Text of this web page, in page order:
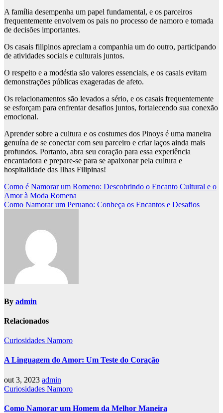
A família desempenha um papel fundamental, e os parceiros
frequentemente envolvem os pais no processo de namoro e tomada
de decisões importantes.
Os casais filipinos apreciam a companhia um do outro, participando
de atividades sociais e culturais juntos.
O respeito e a modéstia são valores essenciais, e os casais evitam
demonstrações públicas exageradas de afeto.
Os relacionamentos são levados a sério, e os casais frequentemente
se esforçam para enfrentar desafios juntos, fortalecendo sua conexão
emocional.
Aprender sobre a cultura e os costumes dos Pinoys é uma maneira
genuína de se conectar com seu parceiro e criar laços ainda mais
profundos. Portanto, abra seu coração para essa experiência
encantadora e prepare-se para se apaixonar pela cultura e
hospitalidade das Ilhas Filipinas!
Navegação
de
Como é Namorar um Romeno: Descobrindo o Encanto Cultural e o
Amor à Moda Romena
Como Namorar um Peruano: Conheça os Encantos e Desafios
By admin
Relacionados
Curiosidades Namoro
A Linguagem do Amor: Um Teste do Coração
out 3, 2023 admin
Curiosidades Namoro
Como Namorar um Homem da Melhor Maneira